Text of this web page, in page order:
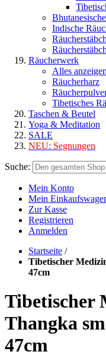
Indische
Räucherwerk
Alles
Räucherharz
Tibetisches
Taschen & Beutel
Yoga & Meditation
SALE
NEU: Segnungen
Suche:
Mein Konto
Mein
Zur Kasse
Registrieren
Anmelden
Startseite /
Tibetischer
47cm
Tibetischer
Thangka
47cm